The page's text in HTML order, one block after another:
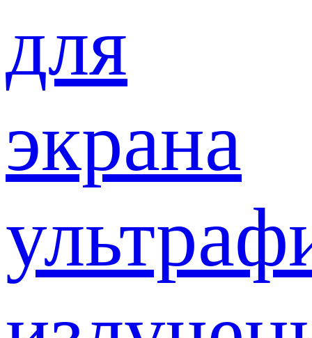
для
экрана